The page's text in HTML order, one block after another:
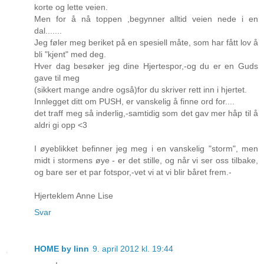
korte og lette veien.
Men for å nå toppen ,begynner alltid veien nede i en
dal.......
Jeg føler meg beriket på en spesiell måte, som har fått lov å
bli "kjent" med deg.
Hver dag besøker jeg dine Hjertespor,-og du er en Guds
gave til meg
(sikkert mange andre også)for du skriver rett inn i hjertet.
Innlegget ditt om PUSH, er vanskelig å finne ord for....
det traff meg så inderlig,-samtidig som det gav mer håp til å
aldri gi opp <3
I øyeblikket befinner jeg meg i en vanskelig "storm", men
midt i stormens øye - er det stille, og når vi ser oss tilbake,
og bare ser et par fotspor,-vet vi at vi blir båret frem.-
Hjerteklem Anne Lise
Svar
HOME by linn 9. april 2012 kl. 19:44